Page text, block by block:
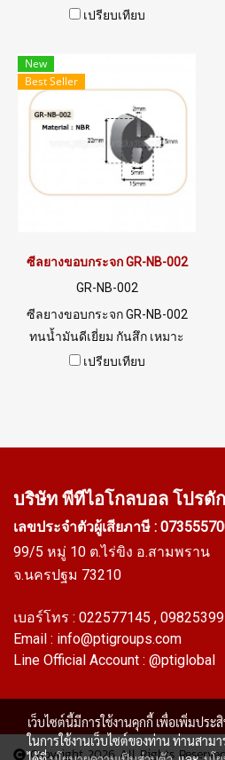
กระจก เฟรมโลหะ และตู้
info@ptigroups.com
เปรียบเทียบ
New
Best Seller
ซีลยางขอบกระจก GR-NB-002
GR-NB-002
ซีลยางขอบกระจก GR-NB-002
ทนน้ำมันดีเยี่ยม กันสึก เหมาะ
สำหรับการใช้งานซีลขอบ
เปรียบเทียบ
บริษัท พีทีไอโกลบอล โปรดั
เลขประจำตัวผู้เสียภาษี :
99/5 หมู่ 10 ต.ไร่ขิง อ.สามพราน
จ.นครปฐม 73210
เบอร์โทร : 022577145 ,
Email : info@ptigroups.com
Line Official Account : @ptiglobal
Copyright 2026 All Rights
เว็บไซต์นี้มีการใช้งานคุกกี้ เพื่อเพิ่มปร
ในการใช้งานเว็บไซต์ของท่าน ท่านสาม